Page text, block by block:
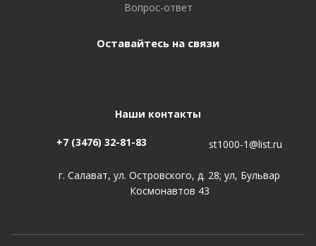
Вопрос-ответ
Оставайтесь на связи
Наши контакты
+7 (3476) 32-81-83 st1000-1@list.ru
г. Салават, ул. Островского, д. 28; ул, Бульвар
Космонавтов 43